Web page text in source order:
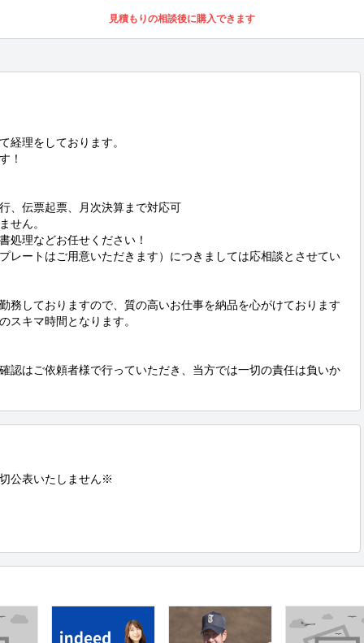
見積もりの相談後に購入できます
経理をしております。
！
、伝票起票、月次決算まで対応可
せん。
処理などお任せください！
レートはご用意いただきます）につきましては応相談とさせてい
務しておりますので、質の高いお仕事を納品を心がけております
スキマ時間となります。
認はご依頼者様で行っていただき、当方では一切の責任は負いか
公表いたしません※